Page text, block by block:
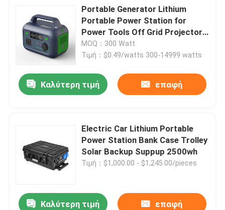
Portable Generator Lithium
Portable Power Station for
Power Tools Off Grid Projector
300W
MOQ：300 Watt
Τιμή：$0.49/watts 300-14999 watts
Καλύτερη τιμή επαφή
Electric Car Lithium Portable
Power Station Bank Case Trolley
Solar Backup Suppup 2500wh
Τιμή：$1,000.00 - $1,245.00/pieces
Καλύτερη τιμή επαφή